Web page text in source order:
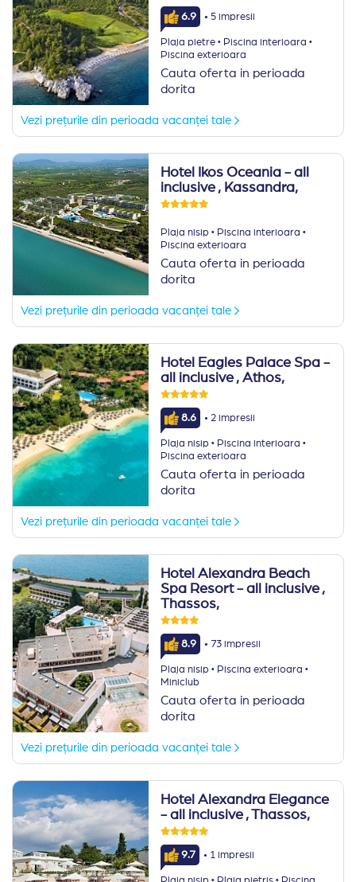
6.9 · 5 impresii
Plaja pietre ·Piscina interioara ·
Piscina exterioara
Cauta oferta in perioada
dorita
Vezi prețurile din perioada vacanței tale
Hotel Ikos Oceania - all
inclusive , Kassandra,
Plaja nisip ·Piscina interioara ·
Piscina exterioara
Cauta oferta in perioada
dorita
Vezi prețurile din perioada vacanței tale
Hotel Eagles Palace Spa -
all inclusive , Athos,
8.6 · 2 impresii
Plaja nisip ·Piscina interioara ·
Piscina exterioara
Cauta oferta in perioada
dorita
Vezi prețurile din perioada vacanței tale
Hotel Alexandra Beach
Spa Resort - all inclusive ,
Thassos,
8.9 · 73 impresii
Plaja nisip ·Piscina exterioara ·
Miniclub
Cauta oferta in perioada
dorita
Vezi prețurile din perioada vacanței tale
Hotel Alexandra Elegance
- all inclusive , Thassos,
9.7 · 1 impresii